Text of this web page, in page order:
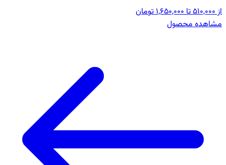
از 510,000 تا 1,650,000 تومان
مشاهده محصول